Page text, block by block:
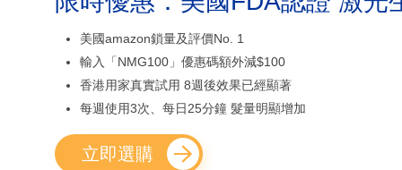
美國amazon鎖量及評價No. 1
輸入「NMG100」優惠碼額外減$100
香港用家真實試用 8週後效果已經顯著
每週使用3次、每日25分鐘 髮量明顯增加
立即選購